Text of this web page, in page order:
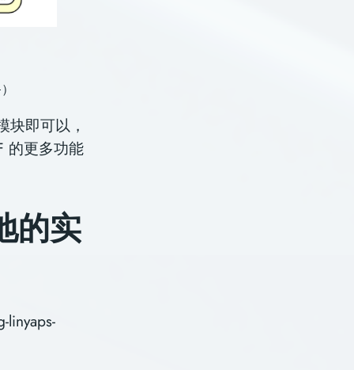
即可以，
的更多功能
的实